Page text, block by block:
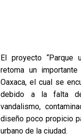
El proyecto “Parque
retoma un
Oaxaca, el cual se
debido a la falta de
vandalismo,
diseño poco propicio
urbano de la ciudad.